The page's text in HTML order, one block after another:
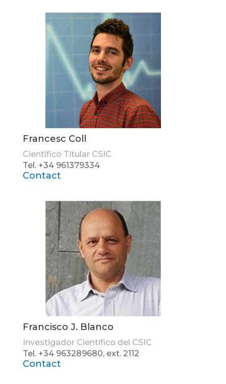
Francesc Coll
Científico Titular CSIC
Tel. +34 961379334
Contact
Francisco J. Blanco
Investigador Científico del CSIC
Tel. +34 963289680, ext. 2112
Contact